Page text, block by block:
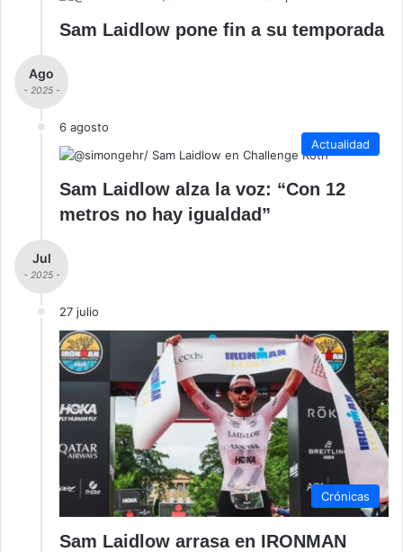
Sam Laidlow pone fin a su temporada
Ago
- 2025 -
6 agosto
Actualidad
Sam Laidlow alza la voz: “Con 12
metros no hay igualdad”
Jul
- 2025 -
27 julio
Crónicas
Sam Laidlow arrasa en IRONMAN